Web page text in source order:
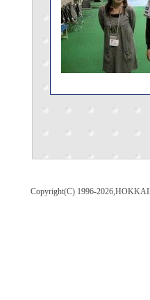
Copyright(C) 1996-